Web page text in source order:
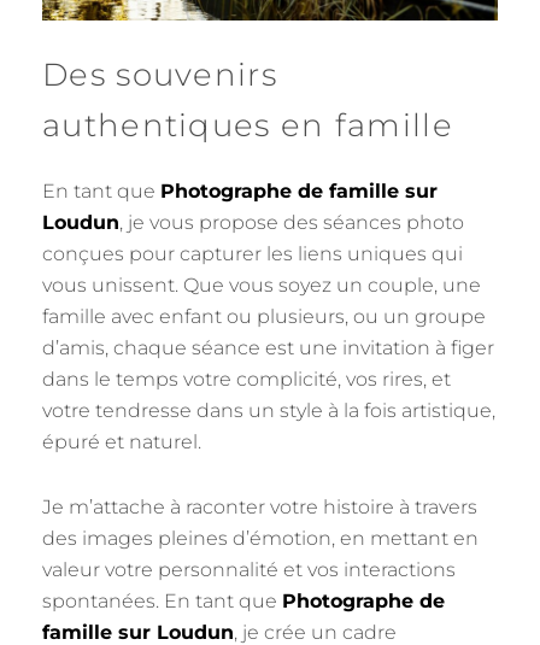
Des souvenirs
authentiques en famille
En tant que Photographe de famille sur
Loudun, je vous propose des séances photo
conçues pour capturer les liens uniques qui
vous unissent. Que vous soyez un couple, une
famille avec enfant ou plusieurs, ou un groupe
d’amis, chaque séance est une invitation à figer
dans le temps votre complicité, vos rires, et
votre tendresse dans un style à la fois artistique,
épuré et naturel.
Je m’attache à raconter votre histoire à travers
des images pleines d’émotion, en mettant en
valeur votre personnalité et vos interactions
spontanées. En tant que Photographe de
famille sur Loudun, je crée un cadre